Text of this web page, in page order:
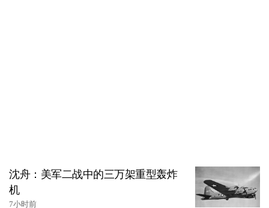
沈舟：美军二战中的三万架重型轰炸
机
7小时前